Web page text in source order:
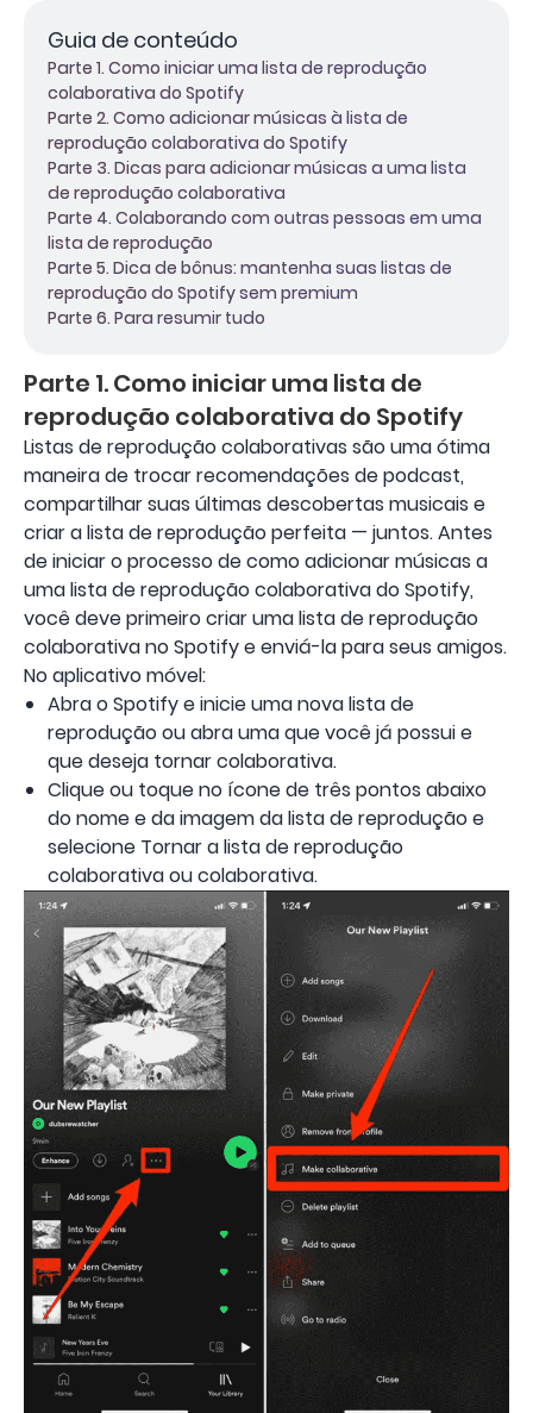
Guia de conteúdo
Parte 1. Como iniciar uma lista de reprodução
colaborativa do Spotify
Parte 2. Como adicionar músicas à lista de
reprodução colaborativa do Spotify
Parte 3. Dicas para adicionar músicas a uma lista
de reprodução colaborativa
Parte 4. Colaborando com outras pessoas em uma
lista de reprodução
Parte 5. Dica de bônus: mantenha suas listas de
reprodução do Spotify sem premium
Parte 6. Para resumir tudo
Parte 1. Como iniciar uma lista de
reprodução colaborativa do Spotify
Listas de reprodução colaborativas são uma ótima
maneira de trocar recomendações de podcast,
compartilhar suas últimas descobertas musicais e
criar a lista de reprodução perfeita — juntos. Antes
de iniciar o processo de como adicionar músicas a
uma lista de reprodução colaborativa do Spotify,
você deve primeiro criar uma lista de reprodução
colaborativa no Spotify e enviá-la para seus amigos.
No aplicativo móvel:
Abra o Spotify e inicie uma nova lista de
reprodução ou abra uma que você já possui e
que deseja tornar colaborativa.
Clique ou toque no ícone de três pontos abaixo
do nome e da imagem da lista de reprodução e
selecione Tornar a lista de reprodução
colaborativa ou colaborativa.